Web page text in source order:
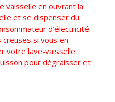
vaisselle en ouvrant la
et se dispenser du
d’électricité.
si vous en
votre lave-vaisselle.
pour dégraisser et